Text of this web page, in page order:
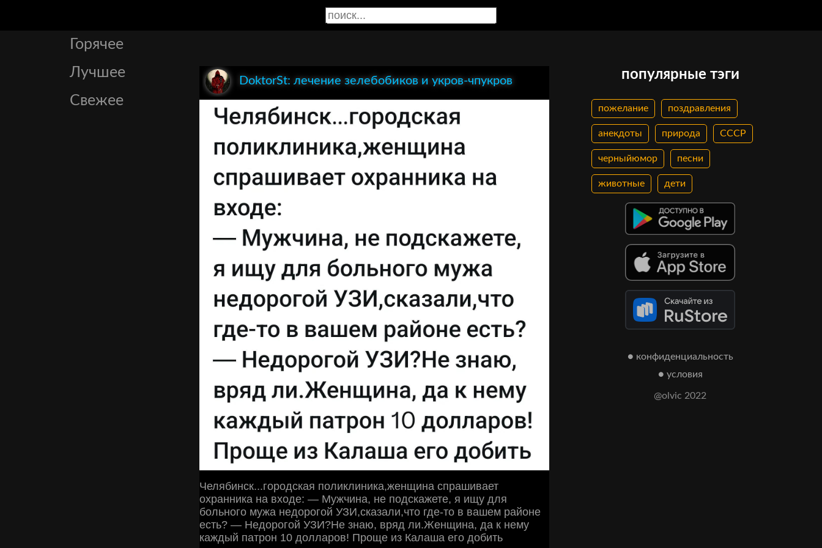
Горячее
Лучшее
Свежее
DoktorSt: лечение зелебобиков и укров-чпукров
Челябинск...городская поликлиника,женщина спрашивает
охранника на входе: — Мужчина, не подскажете, я ищу для
больного мужа недорогой УЗИ,сказали,что где-то в вашем районе
есть? — Недорогой УЗИ?Не знаю, вряд ли.Женщина, да к нему
каждый патрон 10 долларов! Проще из Калаша его добить
популярные тэги
пожелание поздравления
анекдоты природа СССР
черныйюмор песни
животные дети
● конфиденциальность
● условия
@olvic 2022